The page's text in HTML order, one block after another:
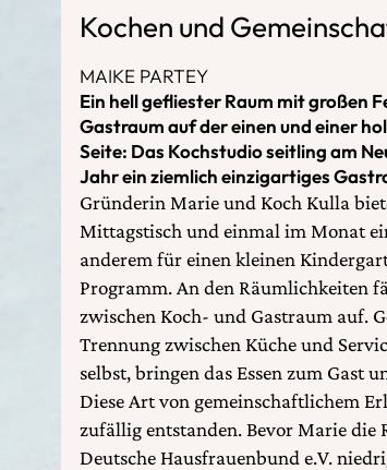
Kochen und
MAIKE PARTEY
Ein hell gefliester Raum mit großen
Gastraum auf der einen und einer
Seite: Das Kochstudio seitling am
Jahr ein ziemlich einzigartiges
Gründerin Marie und Koch Kulla
Mittagstisch und einmal im Monat
anderem für einen kleinen
Programm. An den Räumlichkeiten
zwischen Koch- und Gastraum auf.
Trennung zwischen Küche und
selbst, bringen das Essen zum Gast
Diese Art von gemeinschaftlichem
zufällig entstanden. Bevor Marie
Deutsche Hausfrauenbund e.V.